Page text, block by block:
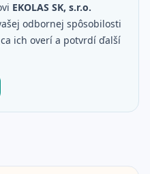
EKOLAS SK, s.r.o.
odbornej spôsobilosti
ich overí a potvrdí ďalší